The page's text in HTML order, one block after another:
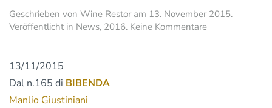
Geschrieben von Wine Restor am 13. November 2015.
Veröffentlicht in News, 2016. Keine Kommentarezu
13/11/2015
Dal n.165 di BIBENDA
Manlio Giustiniani